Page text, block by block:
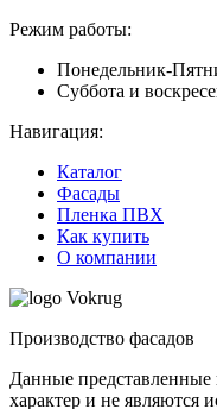
Режим работы:
Понедельник-
Суббота и
Навигация:
Каталог
Фасады
Пленка ПВХ
Как купить
О компании
Производство фасадов
Данные представленные
характер и не являются